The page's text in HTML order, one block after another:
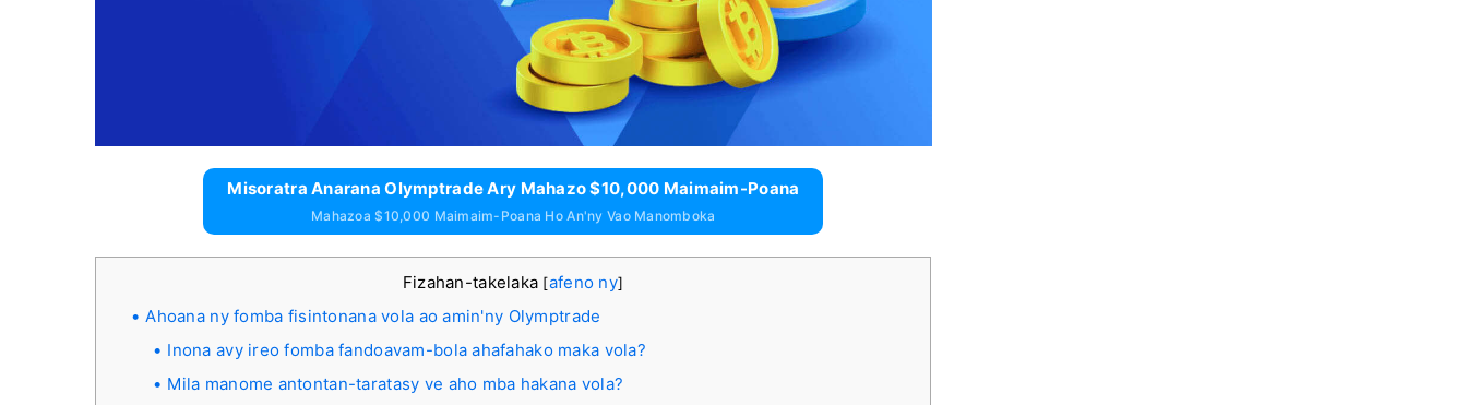
Misoratra Anarana Olymptrade Ary Mahazo $10,000 Maimaim-Poana
Mahazoa $10,000 Maimaim-Poana Ho An'ny Vao Manomboka
Fizahan-takelaka [afeno ny]
Ahoana ny fomba fisintonana vola ao amin'ny Olymptrade
Inona avy ireo fomba fandoavam-bola ahafahako maka vola?
Mila manome antontan-taratasy ve aho mba hakana vola?